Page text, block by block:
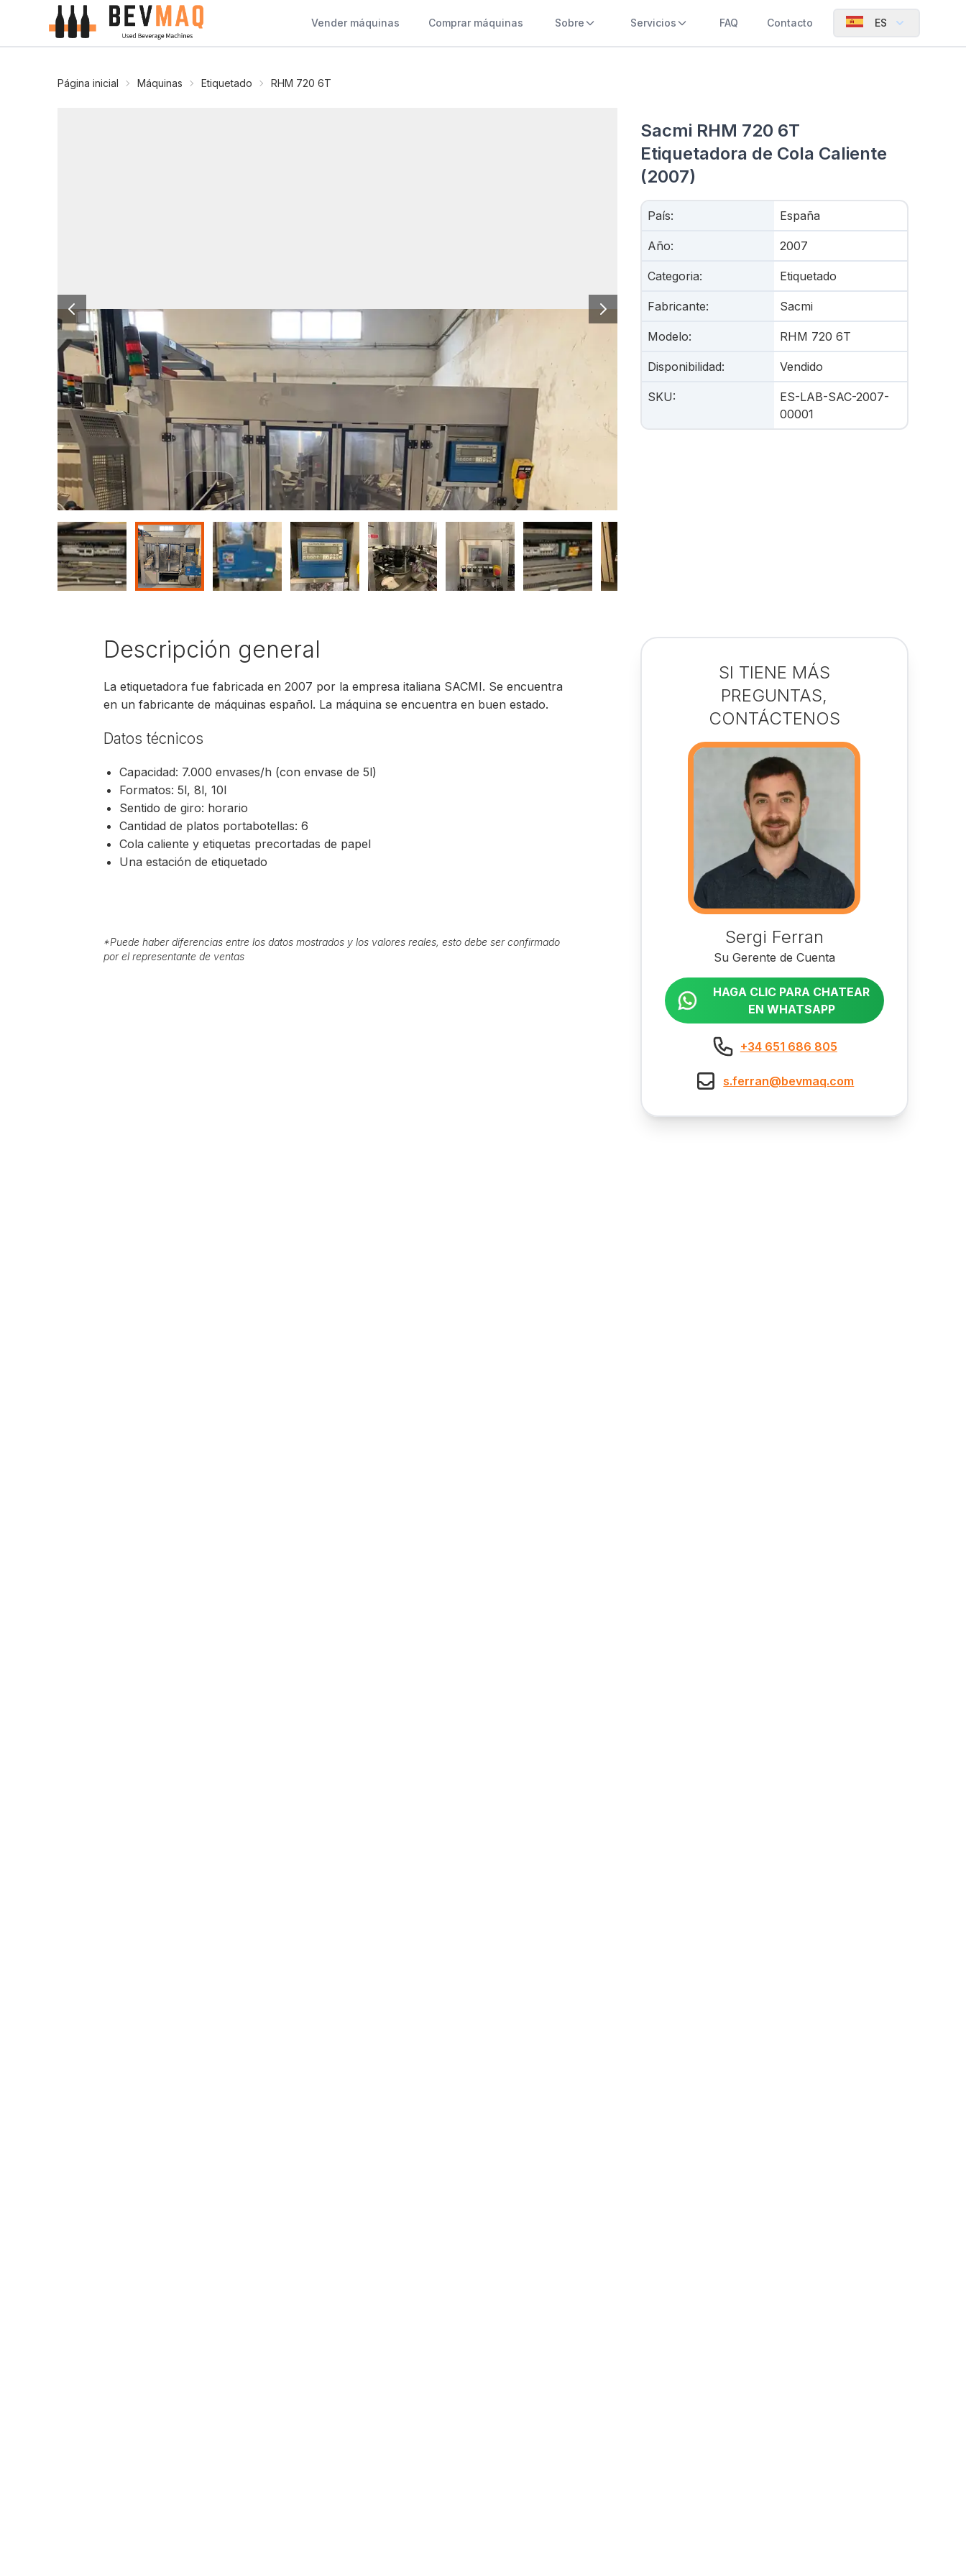
Vender máquinas Comprar máquinas Sobre Servicios FAQ Contacto ES
Página inicial Máquinas Etiquetado RHM 720 6T
Sacmi RHM 720 6T
Etiquetadora de Cola Caliente
(2007)
País: España
Año: 2007
Categoria: Etiquetado
Fabricante: Sacmi
Modelo: RHM 720 6T
Disponibilidad: Vendido
SKU:
ES-LAB-SAC-2007-
00001
Descripción general
La etiquetadora fue fabricada en 2007 por la empresa italiana SACMI. Se encuentra
en un fabricante de máquinas español. La máquina se encuentra en buen estado.
Datos técnicos
Capacidad: 7.000 envases/h (con envase de 5l)
Formatos: 5l, 8l, 10l
Sentido de giro: horario
Cantidad de platos portabotellas: 6
Cola caliente y etiquetas precortadas de papel
Una estación de etiquetado
*Puede haber diferencias entre los datos mostrados y los valores reales, esto debe ser confirmado
por el representante de ventas
SI TIENE MÁS
PREGUNTAS,
CONTÁCTENOS
Sergi Ferran
Su Gerente de Cuenta
HAGA CLIC PARA CHATEAR
EN WHATSAPP
+34 651 686 805
s.ferran@bevmaq.com